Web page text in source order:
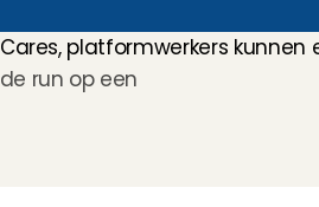
platformwerkers kunnen
run op een